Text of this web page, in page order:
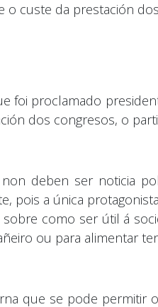
custe da prestación
foi proclamado
dos congresos, o
deben ser noticia
pois a única
como ser útil á
ou para alimentar
que se pode permitir